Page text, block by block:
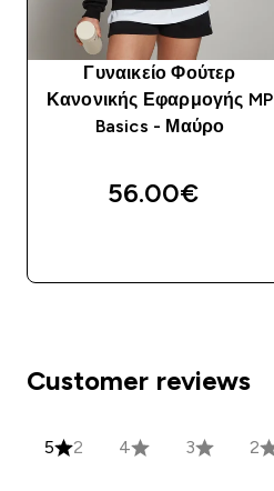
Γυναικείο Φούτερ
Κανονικής Εφαρμογής MP
Basics - Μαύρο
56.00€‎
Customer reviews
5 2 4 3 2